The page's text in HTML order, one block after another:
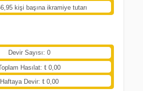
kişi başına ikramiye tutarı
Devir Sayısı: 0
Hasılat:
0,00
Haftaya Devir:
0,00